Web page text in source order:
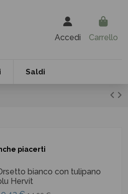
Accedi Carrello
Saldi
piacerti
bianco con tulipano
Hervit